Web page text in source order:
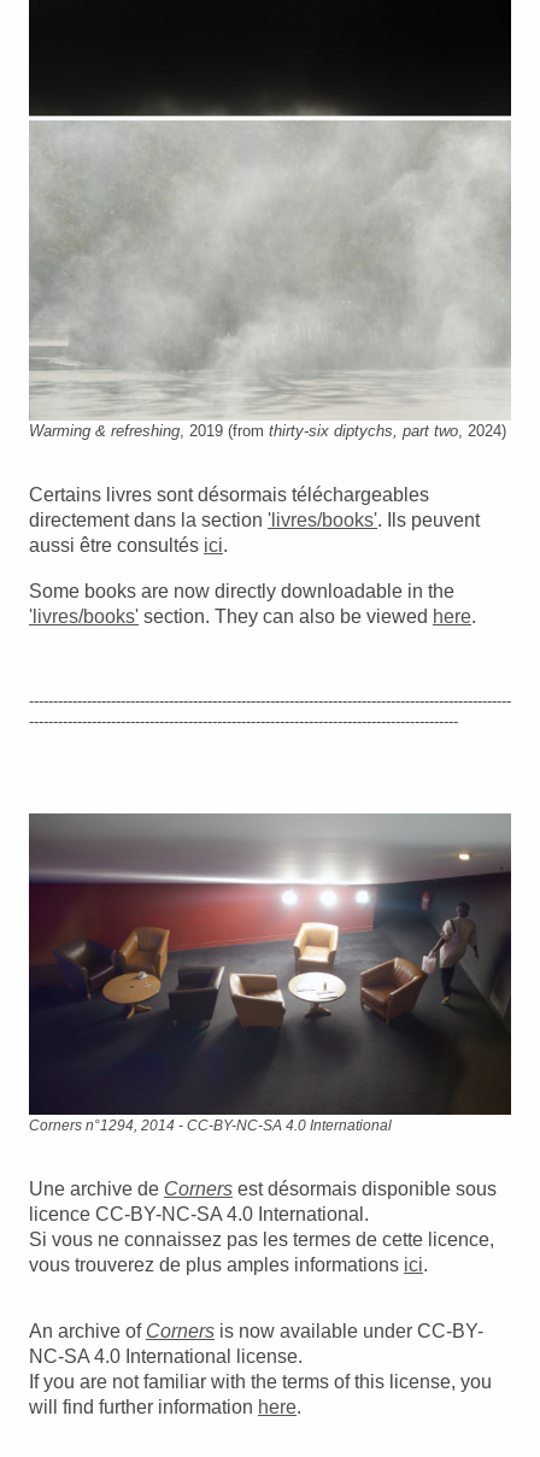
Warming & refreshing, 2019 (from thirty-six diptychs, part two, 2024)
Certains livres sont désormais téléchargeables
directement dans la section 'livres/books'. Ils peuvent
aussi être consultés ici.
Some books are now directly downloadable in the
'livres/books' section. They can also be viewed here.
----------------------------------------------------------------------------------------------------
-----------------------------------------------------------------------------------------
Corners n°1294, 2014 - CC-BY-NC-SA 4.0 International
Une archive de Corners est désormais disponible sous
licence CC-BY-NC-SA 4.0 International.
Si vous ne connaissez pas les termes de cette licence,
vous trouverez de plus amples informations ici.
An archive of Corners is now available under CC-BY-
NC-SA 4.0 International license.
If you are not familiar with the terms of this license, you
will find further information here.